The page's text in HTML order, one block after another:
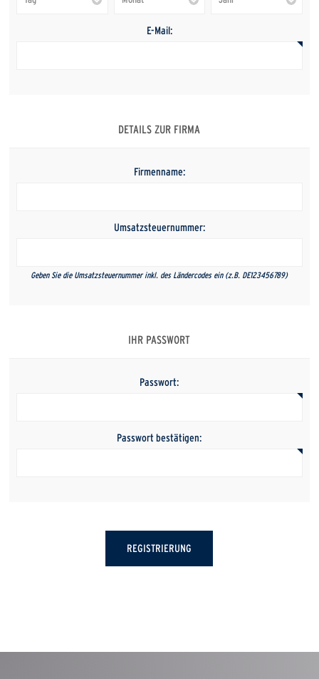
E-Mail:
DETAILS ZUR FIRMA
Firmenname:
Umsatzsteuernummer:
Geben Sie die Umsatzsteuernummer inkl. des Ländercodes ein (z.B. DE123456789)
IHR PASSWORT
Passwort:
Passwort bestätigen: